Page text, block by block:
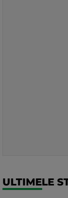
ULTIMELE